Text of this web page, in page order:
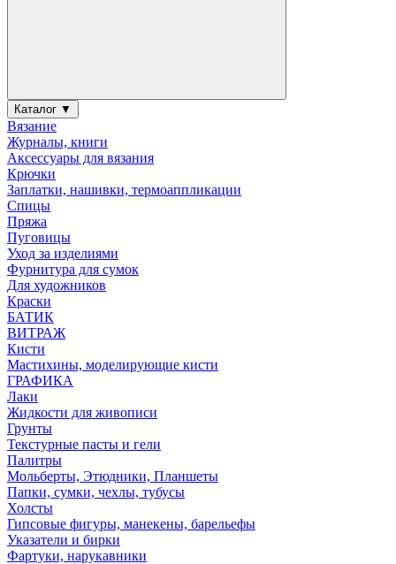
Каталог ▼
Вязание
Журналы, книги
Аксессуары для вязания
Крючки
Заплатки, нашивки, термоаппликации
Спицы
Пряжа
Пуговицы
Уход за изделиями
Фурнитура для сумок
Для художников
Краски
БАТИК
ВИТРАЖ
Кисти
Мастихины, моделирующие кисти
ГРАФИКА
Лаки
Жидкости для живописи
Грунты
Текстурные пасты и гели
Палитры
Мольберты, Этюдники, Планшеты
Папки, сумки, чехлы, тубусы
Холсты
Гипсовые фигуры, манекены, барельефы
Указатели и бирки
Фартуки, нарукавники